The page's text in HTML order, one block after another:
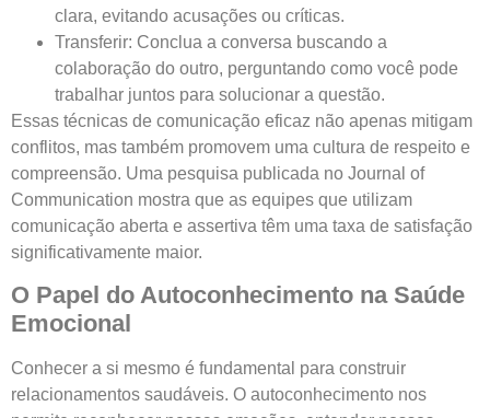
clara, evitando acusações ou críticas.
Transferir: Conclua a conversa buscando a
colaboração do outro, perguntando como você pode
trabalhar juntos para solucionar a questão.
Essas técnicas de comunicação eficaz não apenas mitigam
conflitos, mas também promovem uma cultura de respeito e
compreensão. Uma pesquisa publicada no Journal of
Communication mostra que as equipes que utilizam
comunicação aberta e assertiva têm uma taxa de satisfação
significativamente maior.
O Papel do Autoconhecimento na Saúde
Emocional
Conhecer a si mesmo é fundamental para construir
relacionamentos saudáveis. O autoconhecimento nos